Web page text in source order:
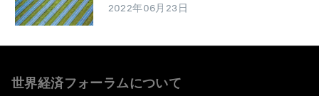
2022年06月23日
世界経済フォーラムについて